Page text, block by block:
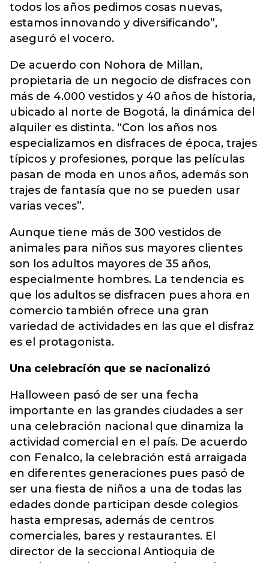
todos los años pedimos cosas nuevas,
estamos innovando y diversificando”,
aseguró el vocero.
De acuerdo con Nohora de Millan,
propietaria de un negocio de disfraces con
más de 4.000 vestidos y 40 años de historia,
ubicado al norte de Bogotá, la dinámica del
alquiler es distinta. “Con los años nos
especializamos en disfraces de época, trajes
típicos y profesiones, porque las películas
pasan de moda en unos años, además son
trajes de fantasía que no se pueden usar
varias veces”.
Aunque tiene más de 300 vestidos de
animales para niños sus mayores clientes
son los adultos mayores de 35 años,
especialmente hombres. La tendencia es
que los adultos se disfracen pues ahora en
comercio también ofrece una gran
variedad de actividades en las que el disfraz
es el protagonista.
Una celebración que se nacionalizó
Halloween pasó de ser una fecha
importante en las grandes ciudades a ser
una celebración nacional que dinamiza la
actividad comercial en el país. De acuerdo
con Fenalco, la celebración está arraigada
en diferentes generaciones pues pasó de
ser una fiesta de niños a una de todas las
edades donde participan desde colegios
hasta empresas, además de centros
comerciales, bares y restaurantes. El
director de la seccional Antioquia de